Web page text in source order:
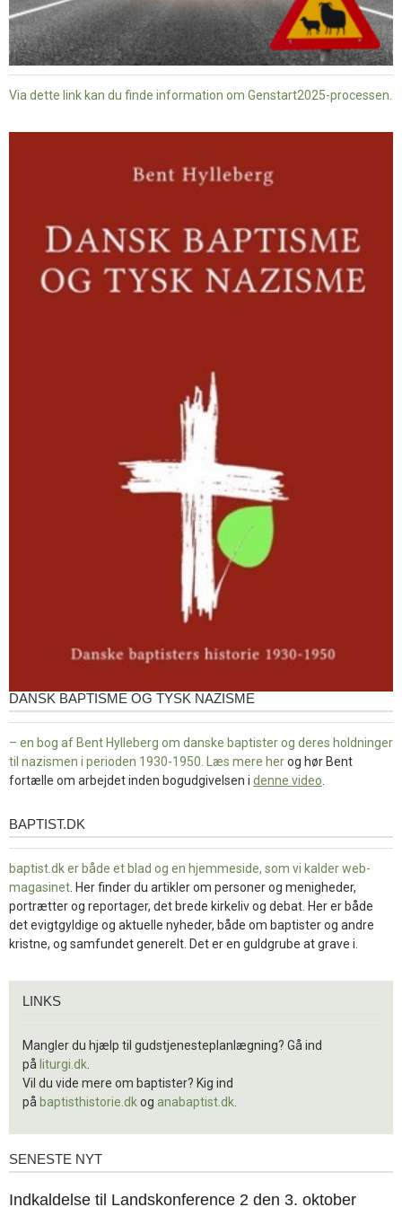
Via dette link kan du finde information om Genstart2025-processen.
DANSK BAPTISME OG TYSK NAZISME
– en bog af Bent Hylleberg om danske baptister og deres holdninger
til nazismen i perioden 1930-1950. Læs mere herog hør Bent
fortælle om arbejdet inden bogudgivelsen i denne video
baptist.dk
BAPTIST.DK
baptist.dk er både et blad og en hjemmeside, som vi kalder web-
magasinet . Her finder du artikler om personer og menigheder,
portrætter og reportager, det brede kirkeliv og debat. Her er både
det evigtgyldige og aktuelle nyheder, både om baptister og andre
kristne, og samfundet generelt. Det er en guldgrube at grave i.
LINKS
Mangler du hjælp til gudstjenesteplanlægning? Gå ind
på liturgi.dk
Vil du vide mere om baptister? Kig ind
på baptisthistorie.dkog anabaptist.dk
Seneste
SENESTE NYT
Indkaldelse til Landskonference 2 den 3. oktober